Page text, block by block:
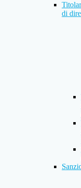
di